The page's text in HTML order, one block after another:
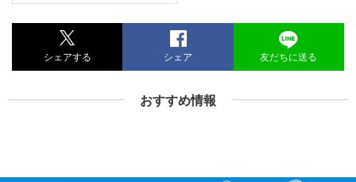
シェアする シェア 友だちに送る
おすすめ情報